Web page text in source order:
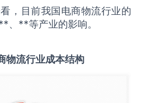
，目前我国电商物流行业的
、**等产业的影响。
物流行业成本结构